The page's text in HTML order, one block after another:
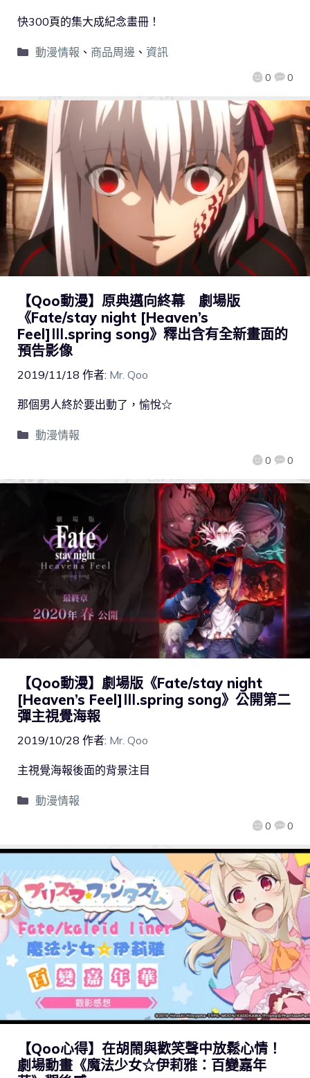
0 0
快300頁的集大成紀念畫冊！
動漫情報 、 商品周邊 、 資訊
【Qoo動漫】原典邁向終幕 劇場版
《Fate/stay night [Heaven’s
Feel]Ⅲ.spring song》釋出含有全新畫面的
預告影像
2019/11/18 作者: Mr. Qoo
0 0
那個男人終於要出動了，愉悅☆
動漫情報
【Qoo動漫】劇場版《Fate/stay night
[Heaven’s Feel]Ⅲ.spring song》公開第二
彈主視覺海報
2019/10/28 作者: Mr. Qoo
0 0
主視覺海報後面的背景注目
動漫情報
【Qoo心得】在胡鬧與歡笑聲中放鬆心情！
劇場動畫《魔法少女☆伊莉雅：百變嘉年